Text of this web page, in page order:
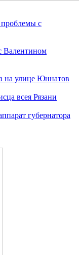
с
Валентином
на улице Юннатов
всея Рязани
губернатора